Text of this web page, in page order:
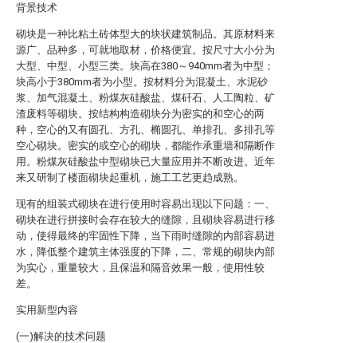
背景技术
砌块是一种比粘土砖体型大的块状建筑制品。其原材料来
源广、品种多，可就地取材，价格便宜。按尺寸大小分为
大型、中型、小型三类。块高在380～940mm者为中型；
块高小于380mm者为小型。按材料分为混凝土、水泥砂
浆、加气混凝土、粉煤灰硅酸盐、煤矸石、人工陶粒、矿
渣废料等砌块。按结构构造砌块分为密实的和空心的两
种，空心的又有圆孔、方孔、椭圆孔、单排孔、多排孔等
空心砌块。密实的或空心的砌块，都能作承重墙和隔断作
用。粉煤灰硅酸盐中型砌块已大量应用并不断改进。近年
来又研制了楼面砌块起重机，施工工艺更趋成熟。
现有的组装式砌块在进行使用时容易出现以下问题：一、
砌块在进行拼接时会存在较大的缝隙，且砌块容易进行移
动，使得最终的牢固性下降，当下雨时缝隙的内部容易进
水，降低整个建筑主体强度的下降，二、常规的砌块内部
为实心，重量较大，且保温和隔音效果一般，使用性较
差。
实用新型内容
(一)解决的技术问题